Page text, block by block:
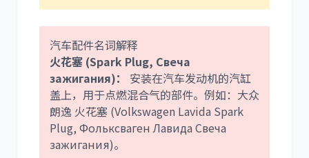
汽车配件名词解释
火花塞 (Spark Plug, Свеча
зажигания)：
安装在汽车发动机的汽缸
盖上，用于点燃混合气的部件。例如：大众
朗逸 火花塞 (Volkswagen Lavida Spark
Plug, Фольксваген Лавида Свеча
зажигания)。